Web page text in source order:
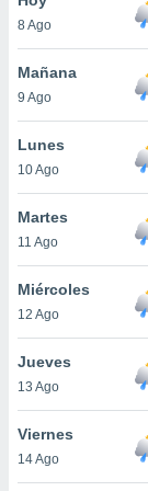
en
más
nuestra
de
cookies
aceptar
8 Ago
Mañana
9 Ago
Lunes
10 Ago
Martes
11 Ago
Miércoles
12 Ago
Jueves
13 Ago
Viernes
14 Ago